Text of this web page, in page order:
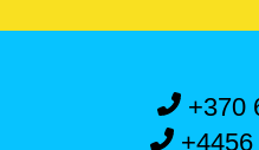
+370
+4456